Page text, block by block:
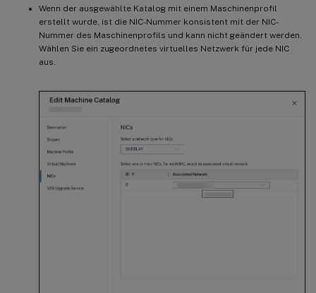
Wenn der ausgewählte Katalog mit einem Maschinenprofil
erstellt wurde, ist die NIC-Nummer konsistent mit der NIC-
Nummer des Maschinenprofils und kann nicht geändert werden.
Wählen Sie ein zugeordnetes virtuelles Netzwerk für jede NIC
aus.